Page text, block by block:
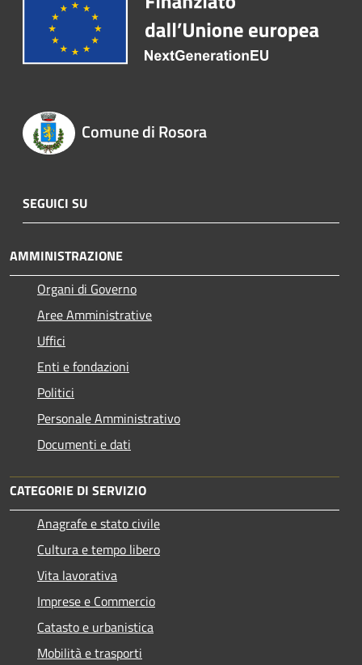
Comune di Rosora
SEGUICI SU
AMMINISTRAZIONE
Organi di Governo
Aree Amministrative
Uffici
Enti e fondazioni
Politici
Personale Amministrativo
Documenti e dati
CATEGORIE DI SERVIZIO
Anagrafe e stato civile
Cultura e tempo libero
Vita lavorativa
Imprese e Commercio
Catasto e urbanistica
Mobilità e trasporti